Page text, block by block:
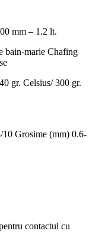
mm – 1.2 lt.
bain-marie Chafing
gr. Celsius/ 300 gr.
Grosime (mm) 0.6-
contactul cu